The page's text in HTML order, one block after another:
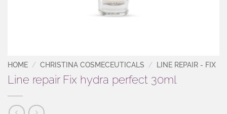
HOME / CHRISTINA COSMECEUTICALS / LINE REPAIR - FIX
Line repair Fix hydra perfect 30ml